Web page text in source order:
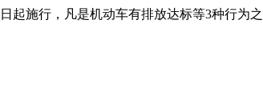
起施行，凡是机动车有排放达标等3种行为